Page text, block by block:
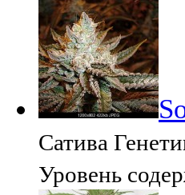
Сатива
Уровень